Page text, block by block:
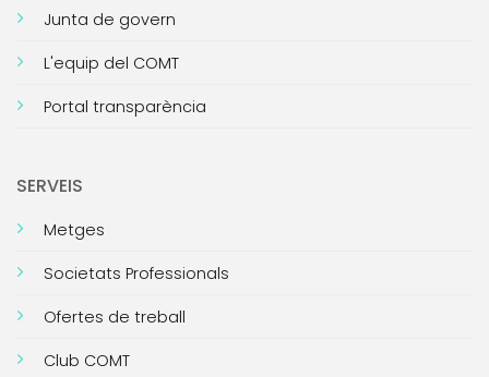
Junta de govern
L'equip del COMT
Portal transparència
SERVEIS
Metges
Societats Professionals
Ofertes de treball
Club COMT